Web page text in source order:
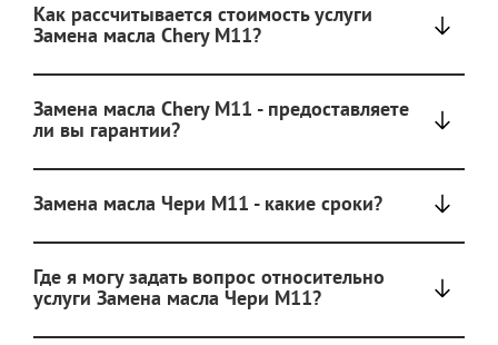
Как рассчитывается стоимость услуги
Замена масла Chery M11?
Замена масла Chery M11 - предоставляете
ли вы гарантии?
Замена масла Чери М11 - какие сроки?
Где я могу задать вопрос относительно
услуги Замена масла Чери М11?